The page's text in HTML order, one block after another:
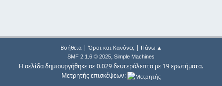
Βοήθεια| Όροι και Κανόνες| Πάνω ▲
SMF 2.1.6 © 2025, Simple Machines
Η σελίδα δημιουργήθηκε σε 0.029 δευτερόλεπτα με 19 ερωτήματα.
Μετρητής επισκέψεων: